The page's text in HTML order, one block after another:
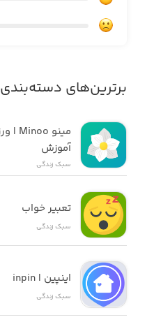
برترین‌های دسته‌بندی
آموزش
سبک زندگی
تعبیر خواب
سبک زندگی
اینپین | inpin
سبک زندگی